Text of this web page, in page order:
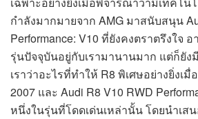
กำลังมากมายจาก AMG มาสนับสนุน
Performance: V10 ที่ยังคงตราตรึงใจ
รุ่นปัจจุบันอยู่กับเรามานานมาก แต่ก็ยัง
เราว่าอะไรที่ทำให้ R8 พิเศษอย่างยิ่งเ
2007 และ Audi R8 V10 RWD
หนึ่งในรุ่นที่โดดเด่นเหล่านั้น โดยนำเส